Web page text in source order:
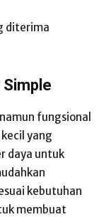
diterima
Simple
fungsional
yang
daya untuk
kebutuhan
membuat